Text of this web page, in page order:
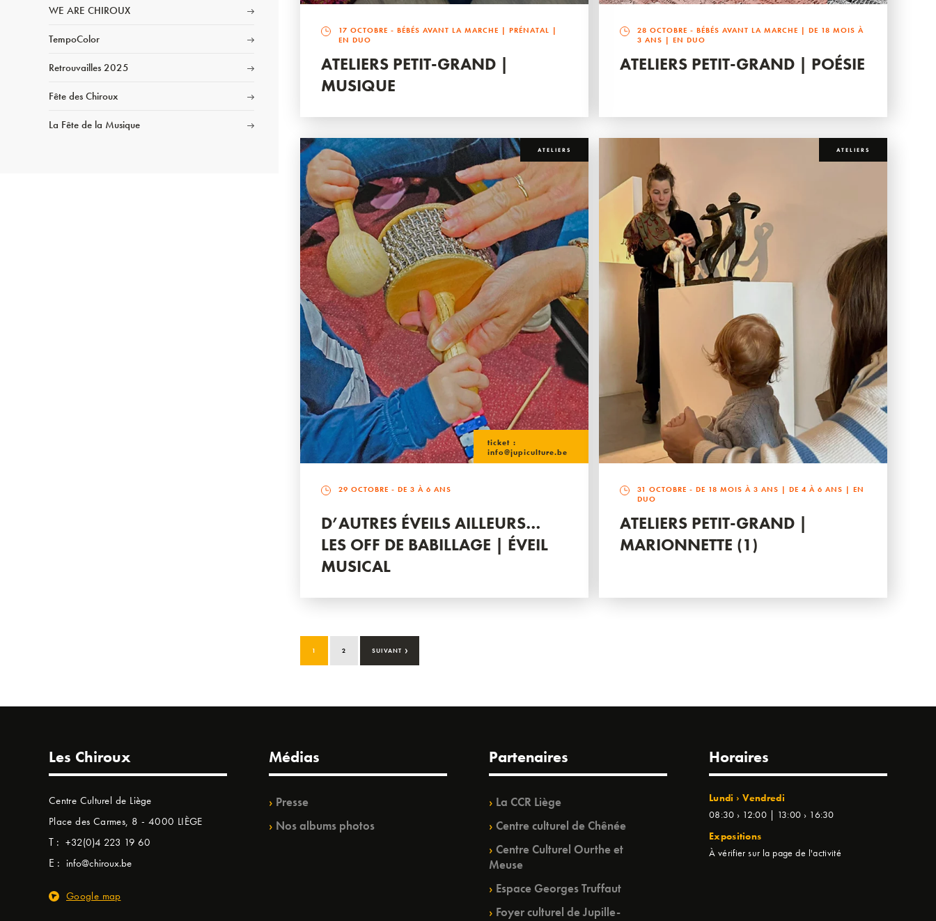
WE ARE CHIROUX
TempoColor
Retrouvailles 2025
Fête des Chiroux
La Fête de la Musique
17 OCTOBRE - BÉBÉS AVANT LA MARCHE | PRÉNATAL |
EN DUO
ATELIERS PETIT-GRAND |
MUSIQUE
28 OCTOBRE - BÉBÉS AVANT LA MARCHE | DE 18 MOIS À
3 ANS | EN DUO
ATELIERS PETIT-GRAND | POÉSIE
ATELIERS
ticket :
info@jupiculture.be
29 OCTOBRE - DE 3 À 6 ANS
D’AUTRES ÉVEILS AILLEURS…
LES OFF DE BABILLAGE | ÉVEIL
MUSICAL
ATELIERS
31 OCTOBRE - DE 18 MOIS À 3 ANS | DE 4 À 6 ANS | EN
DUO
ATELIERS PETIT-GRAND |
MARIONNETTE (1)
1 2 SUIVANT ›
Les Chiroux
Centre Culturel de Liège
Place des Carmes, 8 - 4000 LIÈGE
T : +32(0)4 223 19 60
E : info@chiroux.be
Google map
Médias
Presse
Nos albums photos
Partenaires
La CCR Liège
Centre culturel de Chênée
Centre Culturel Ourthe et
Meuse
Espace Georges Truffaut
Foyer culturel de Jupille-
Horaires
Lundi › Vendredi
08:30 › 12:00 | 13:00 › 16:30
Expositions
À vérifier sur la page de l'activité